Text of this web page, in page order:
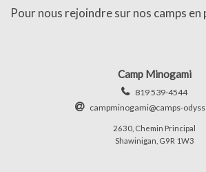
Pour nous rejoindre sur nos camps
Camp Minogami
819 539-4544
campminogami@camps-
2630, Chemin Principal
Shawinigan, G9R 1W3